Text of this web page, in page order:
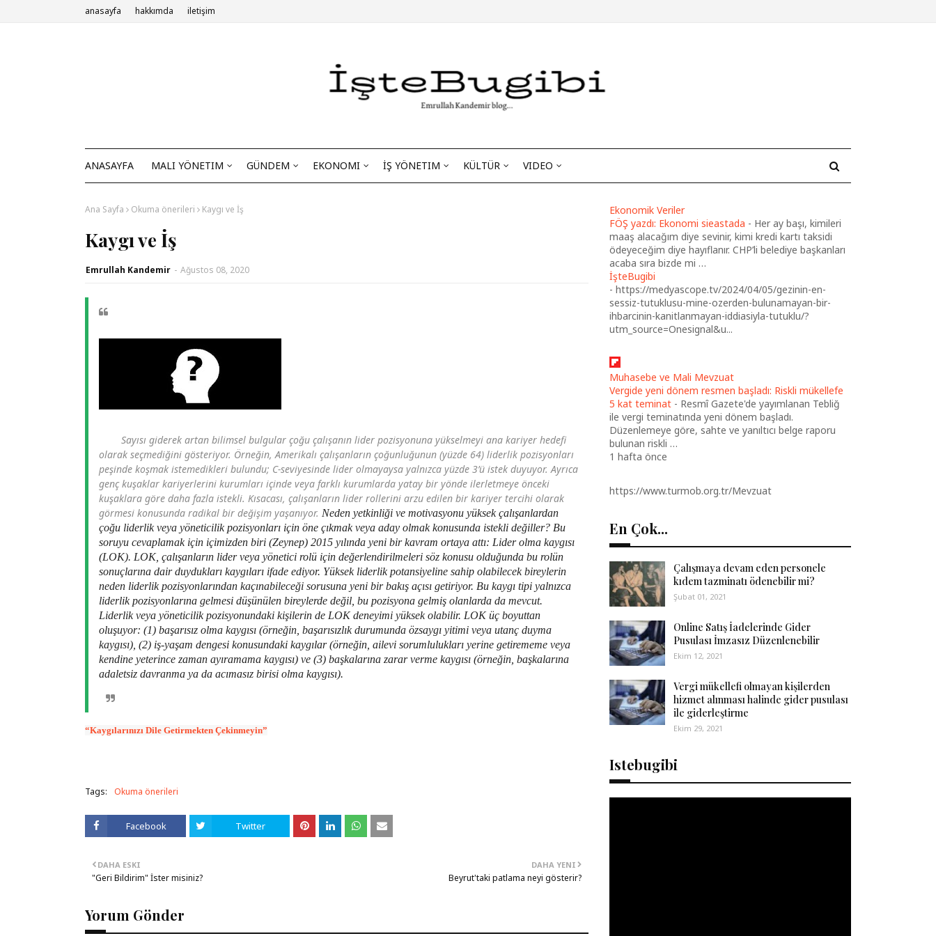
anasayfa hakkımda iletişim
ANASAYFA MALI YÖNETIM GÜNDEM EKONOMI İŞ YÖNETIM KÜLTÜR VIDEO
Ana Sayfa Okuma önerileri Kaygı ve İş
Kaygı ve İş
Emrullah Kandemir - Ağustos 08, 2020
Sayısı giderek artan bilimsel bulgular çoğu çalışanın lider pozisyonuna yükselmeyi ana kariyer hedefi
olarak seçmediğini gösteriyor. Örneğin, Amerikalı çalışanların çoğunluğunun (yüzde 64) liderlik pozisyonları
peşinde koşmak istemedikleri bulundu; C-seviyesinde lider olmayaysa yalnızca yüzde 3’ü istek duyuyor. Ayrıca
genç kuşaklar kariyerlerini kurumları içinde veya farklı kurumlarda yatay bir yönde ilerletmeye önceki
kuşaklara göre daha fazla istekli. Kısacası, çalışanların lider rollerini arzu edilen bir kariyer tercihi olarak
görmesi konusunda radikal bir değişim yaşanıyor. Neden yetkinliği ve motivasyonu yüksek çalışanlardan
çoğu liderlik veya yöneticilik pozisyonları için öne çıkmak veya aday olmak konusunda istekli değiller? Bu
soruyu cevaplamak için içimizden biri (Zeynep) 2015 yılında yeni bir kavram ortaya attı: Lider olma kaygısı
(LOK). LOK, çalışanların lider veya yönetici rolü için değerlendirilmeleri söz konusu olduğunda bu rolün
sonuçlarına dair duydukları kaygıları ifade ediyor. Yüksek liderlik potansiyeline sahip olabilecek bireylerin
neden liderlik pozisyonlarından kaçınabileceği sorusuna yeni bir bakış açısı getiriyor. Bu kaygı tipi yalnızca
liderlik pozisyonlarına gelmesi düşünülen bireylerde değil, bu pozisyona gelmiş olanlarda da mevcut.
Liderlik veya yöneticilik pozisyonundaki kişilerin de LOK deneyimi yüksek olabilir. LOK üç boyuttan
oluşuyor: (1) başarısız olma kaygısı (örneğin, başarısızlık durumunda özsaygı yitimi veya utanç duyma
kaygısı), (2) iş-yaşam dengesi konusundaki kaygılar (örneğin, ailevi sorumlulukları yerine getirememe veya
kendine yeterince zaman ayıramama kaygısı) ve (3) başkalarına zarar verme kaygısı (örneğin, başkalarına
adaletsiz davranma ya da acımasız birisi olma kaygısı).
“Kaygılarınızı Dile Getirmekten Çekinmeyin”
Tags: Okuma önerileri
Facebook Twitter
DAHA YENI
Beyrut'taki patlama neyi gösterir?
DAHA ESKI
"Geri Bildirim" İster misiniz?
Yorum Gönder
Ekonomik Veriler
FÖŞ yazdı: Ekonomi sieastada - Her ay başı, kimileri
maaş alacağım diye sevinir, kimi kredi kartı taksidi
ödeyeceğim diye hayıflanır. CHP’li belediye başkanları
acaba sıra bizde mi …
İşteBugibi
-https://medyascope.tv/2024/04/05/gezinin-en-
sessiz-tutuklusu-mine-ozerden-bulunamayan-bir-
ihbarcinin-kanitlanmayan-iddiasiyla-tutuklu/?
utm_source=Onesignal&u...
Muhasebe ve Mali Mevzuat
Vergide yeni dönem resmen başladı: Riskli mükellefe
5 kat teminat - Resmî Gazete'de yayımlanan Tebliğ
ile vergi teminatında yeni dönem başladı.
Düzenlemeye göre, sahte ve yanıltıcı belge raporu
bulunan riskli …
1 hafta önce
https://www.turmob.org.tr/Mevzuat
En Çok...
Çalışmaya devam eden personele
kıdem tazminatı ödenebilir mi?
Şubat 01, 2021
Online Satış İadelerinde Gider
Pusulası İmzasız Düzenlenebilir
Ekim 12, 2021
Vergi mükellefi olmayan kişilerden
hizmet alınması halinde gider pusulası
ile giderleştirme
Ekim 29, 2021
Istebugibi